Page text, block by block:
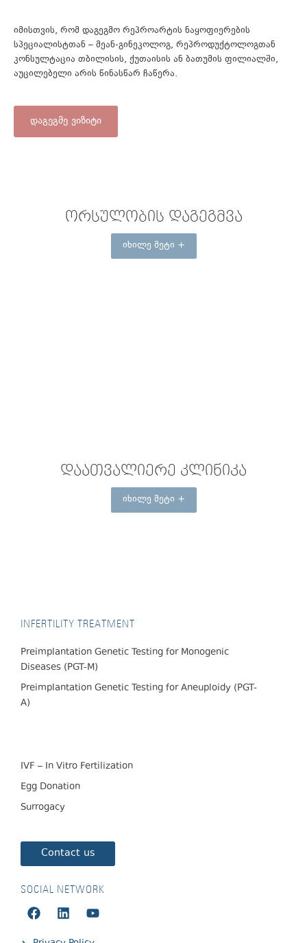
იმისთვის, რომ დაგეგმო რეპროარტის ნაყოფიერების
სპეციალისტთან – მეან-გინეკოლოგ, რეპროდუქტოლოგთან
კონსულტაცია თბილისის, ქუთაისის ან ბათუმის ფილიალში,
აუცილებელი არის წინასწარ ჩაწერა.
დაგეგმე ვიზიტი
ᲝᲠᲡᲣᲚᲝᲑᲘᲡ ᲓᲐᲒᲔᲒᲛᲕᲐ
იხილე მეტი +
ᲓᲐᲐᲗᲕᲐᲚᲘᲔᲠᲔ ᲙᲚᲘᲜᲘᲙᲐ
იხილე მეტი +
INFERTILITY TREATMENT
Preimplantation Genetic Testing for Monogenic
Diseases (PGT-M)
Preimplantation Genetic Testing for Aneuploidy (PGT-
A)
IVF – In Vitro Fertilization
Egg Donation
Surrogacy
Contact us
SOCIAL NETWORK